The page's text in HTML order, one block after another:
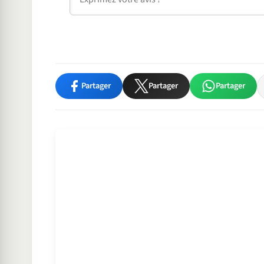
Partager Partager Partager